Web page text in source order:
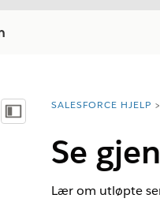
Vis innholdsfortegnelse
Du er her:
SALESFORCE HJELP
Se
Lær om utløpte